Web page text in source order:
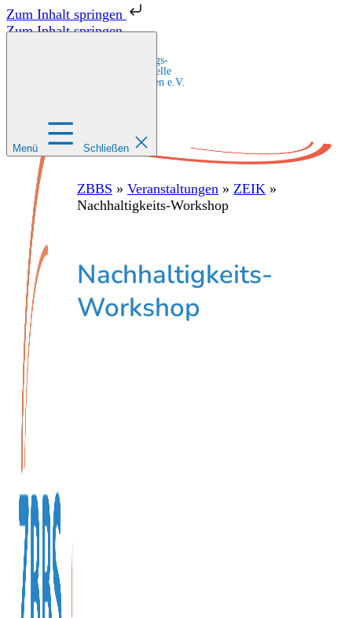
Zum Inhalt springen
Zum Inhalt springen
Zentrale Bildungs-
und Beratungsstelle
für Migrant:innen e.V.
Menü Schließen
ZBBS » Veranstaltungen » ZEIK »
Nachhaltigkeits-Workshop
Nachhaltigkeits-
Workshop